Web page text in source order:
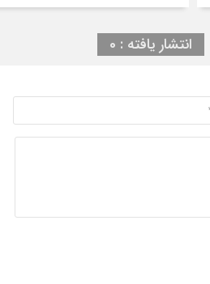
انتشار یافته : 0